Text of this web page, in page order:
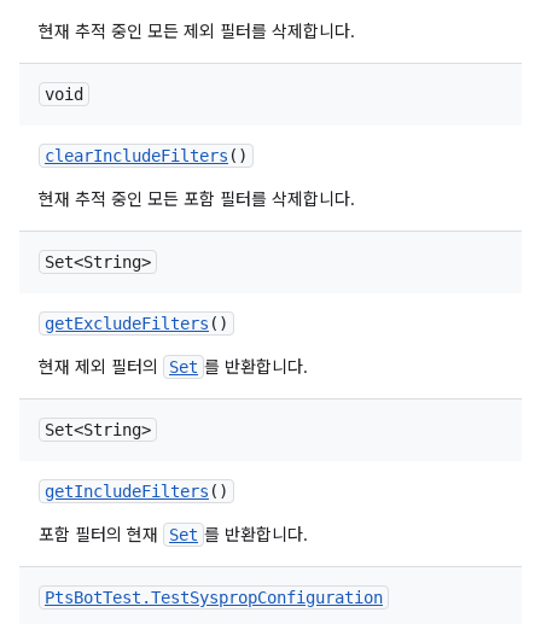
현재 추적 중인 모든 제외 필터를 삭제합니다.
void
clearIncludeFilters ()
현재 추적 중인 모든 포함 필터를 삭제합니다.
Set<String>
getExcludeFilters ()
현재 제외 필터의 Set 를 반환합니다.
Set<String>
getIncludeFilters ()
포함 필터의 현재 Set 를 반환합니다.
PtsBotTest .TestSyspropConfiguration